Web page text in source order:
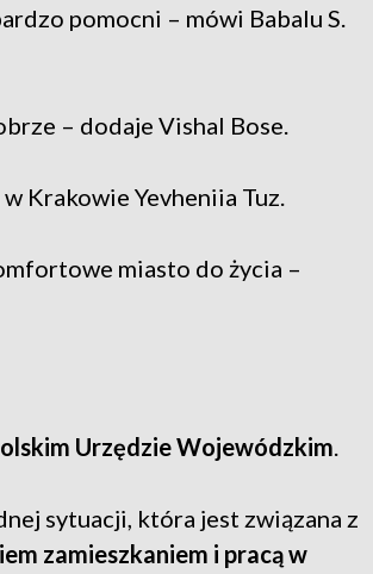
pomocni – mówi Babalu S.
– dodaje Vishal Bose.
Krakowie Yevheniia Tuz.
miasto do życia –
Urzędzie Wojewódzkim.
sytuacji, która jest związana z
zamieszkaniem i pracą w